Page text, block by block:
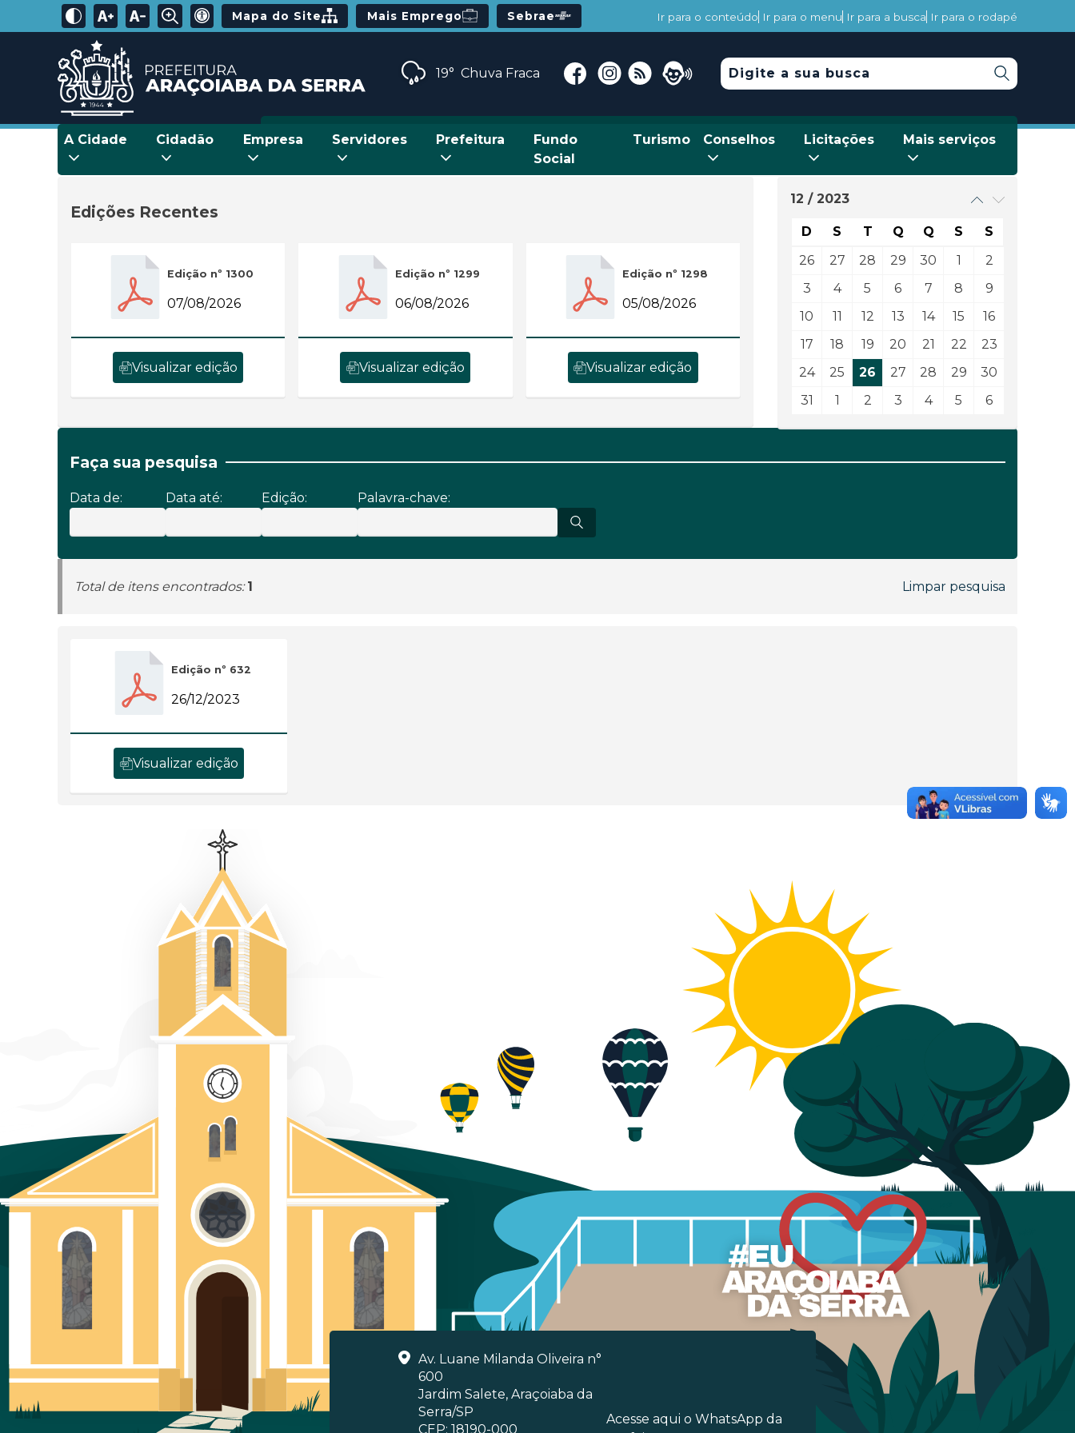
Mapa do Site Mais Emprego Sebrae Ir para o conteúdo Ir para o menu Ir para a busca Ir para o rodapé
19° Chuva Fraca
A Cidade Cidadão Empresa Servidores Prefeitura
Fundo
Social
Turismo Conselhos Licitações Mais serviços
Edições Recentes
Edição nº 1300
07/08/2026
Visualizar edição
Edição nº 1299
06/08/2026
Visualizar edição
Edição nº 1298
05/08/2026
Visualizar edição
12 / 2023
D S T Q Q S
S
26
27 28 29 30 1
2
3
4 5 6 7 8
9
10
11 12 13 14 15
16
17
18 19 20 21 22
23
24
25 26 27 28 29
30
31
1 2 3 4 5 6
Faça sua pesquisa
Data de: Data até: Edição: Palavra-chave:
Total de itens encontrados: 1 Limpar pesquisa
Edição nº 632
26/12/2023
Visualizar edição
Av. Luane Milanda Oliveira n°
600
Jardim Salete, Araçoiaba da
Serra/SP
CEP: 18190-000
Acesse aqui o WhatsApp da